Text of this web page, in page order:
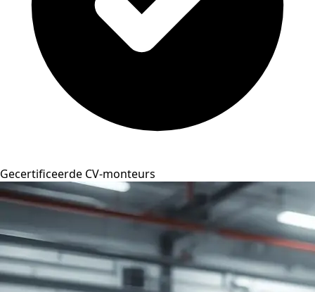
Gecertificeerde CV-monteurs